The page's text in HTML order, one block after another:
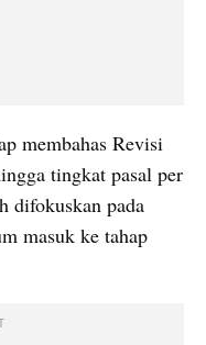
membahas Revisi
tingkat pasal per
difokuskan pada
masuk ke tahap